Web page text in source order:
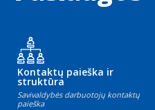
Kontaktų paieška ir
struktūra
Savivaldybės darbuotojų kontaktų
paieška